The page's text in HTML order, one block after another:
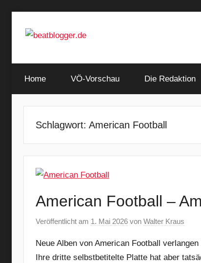
Inhalt
beatblogger.de
and
the
Home VÖ-Vorschau Die Redaktion
Schlagwort: American Football
American Football –
Veröffentlicht am 1. Mai 2026 von Walter Kraus
Neue Alben von American Football
Ihre dritte selbstbetitelte Platte hat aber